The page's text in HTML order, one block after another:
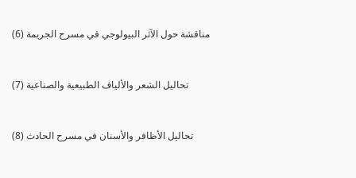
(6) مناقشة حول الآثر البيولوجي في مسرح الجريمة
(7) تحاليل الشعر والألياف الطبيعية والصناعية
(8) تحاليل الأظافر والأسنان في مسرح الحادث